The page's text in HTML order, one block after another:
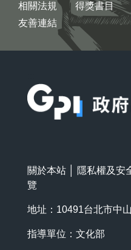
相關法規
友善連結
得獎書目
關於本站 隱私權及安
覽
地址：10491台北市中
指導單位：文化部